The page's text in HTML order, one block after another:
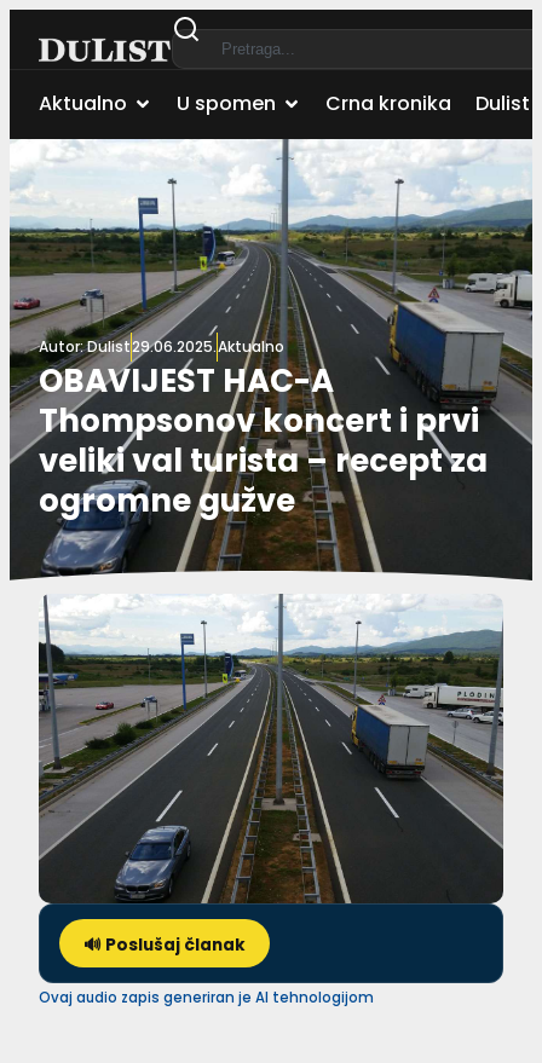
Aktualno U spomen Crna kronika Dulist
Autor:Dulist29.06.2025.Aktualno
OBAVIJEST HAC-A
Thompsonov koncert i prvi
veliki val turista – recept za
ogromne gužve
🔊 Poslušaj članak
Ovaj audio zapis generiran je AI tehnologijom